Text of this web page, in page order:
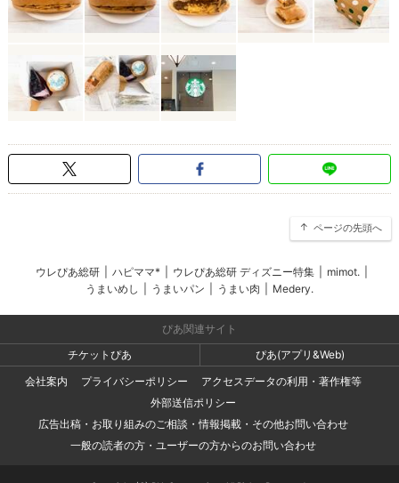
ページの先頭へ
ウレぴあ総研 ハピママ* ウレぴあ総研 ディズニー特集 mimot.
うまいめし
うまいパン うまい肉 Medery.
ぴあ関連サイト
チケットぴあ
ぴあ(アプリ&Web)
会社案内
プライバシーポリシー
アクセスデータの利用・著作権等
外部送信ポリシー
広告出稿・お取り組みのご相談・情報掲載・その他お問い合わせ
一般の読者の方・ユーザーの方からのお問い合わせ